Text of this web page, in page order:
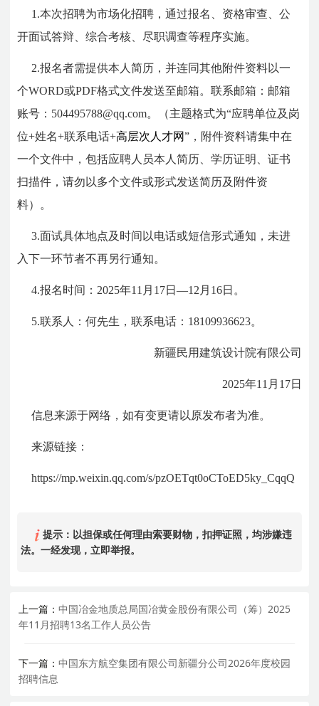
1.本次招聘为市场化招聘，通过报名、资格审查、公
开面试答辩、综合考核、尽职调查等程序实施。
2.报名者需提供本人简历，并连同其他附件资料以一
个WORD或PDF格式文件发送至邮箱。联系邮箱：邮箱
账号：504495788@qq.com。（主题格式为“应聘单位及岗
位+姓名+联系电话+高层次人才网”，附件资料请集中在
一个文件中，包括应聘人员本人简历、学历证明、证书
扫描件，请勿以多个文件或形式发送简历及附件资
料）。
3.面试具体地点及时间以电话或短信形式通知，未进
入下一环节者不再另行通知。
4.报名时间：2025年11月17日—12月16日。
5.联系人：何先生，联系电话：18109936623。
新疆民用建筑设计院有限公司
2025年11月17日
信息来源于网络，如有变更请以原发布者为准。
来源链接：
https://mp.weixin.qq.com/s/pzOETqt0oCToED5ky_CqqQ
提示：以担保或任何理由索要财物，扣押证照，均涉嫌违
法。一经发现，立即举报。
上一篇：中国冶金地质总局国冶黄金股份有限公司（筹）2025
年11月招聘13名工作人员公告
下一篇：中国东方航空集团有限公司新疆分公司2026年度校园
招聘信息